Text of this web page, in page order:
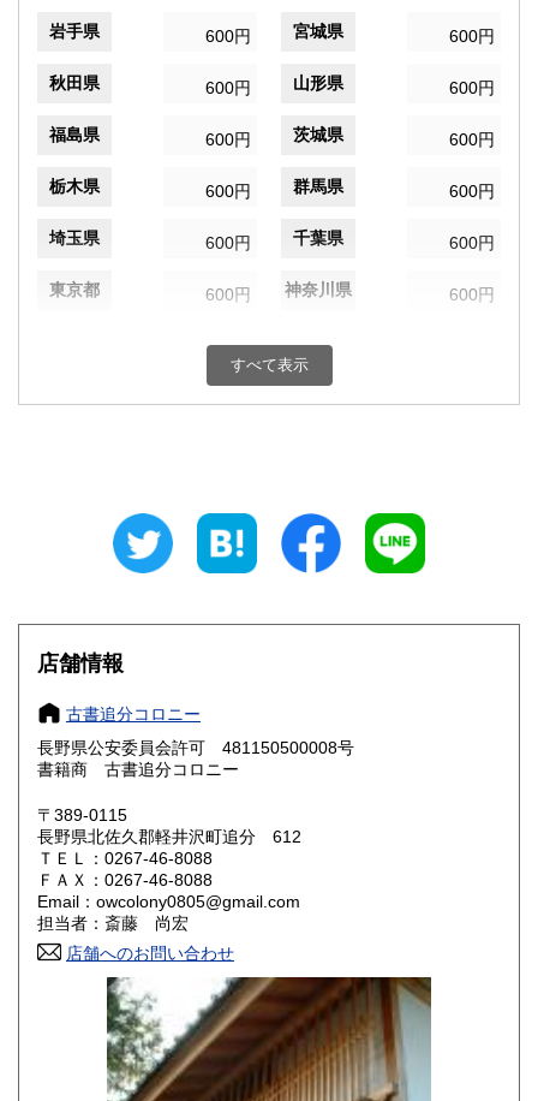
岩手県 600円 宮城県 600円
秋田県 600円 山形県 600円
福島県 600円 茨城県 600円
栃木県 600円 群馬県 600円
埼玉県 600円 千葉県 600円
東京都 600円 神奈川県 600円
600円 富山県
600円 三重県
大阪府
奈良県
鳥取県 600円 島根県
岡山県
山口県 600円
香川県 600円 愛媛県
高知県 600円
600円 長崎県
600円 大分県
すべて表示
店舗情報
古書追分コロニー
長野県公安委員会許可 481150500008号
書籍商 古書追分コロニー
〒389-0115
長野県北佐久郡軽井沢町追分 612
ＴＥＬ：0267-46-8088
ＦＡＸ：0267-46-8088
Email：owcolony0805@gmail.com
担当者：斎藤 尚宏
店舗へのお問い合わせ